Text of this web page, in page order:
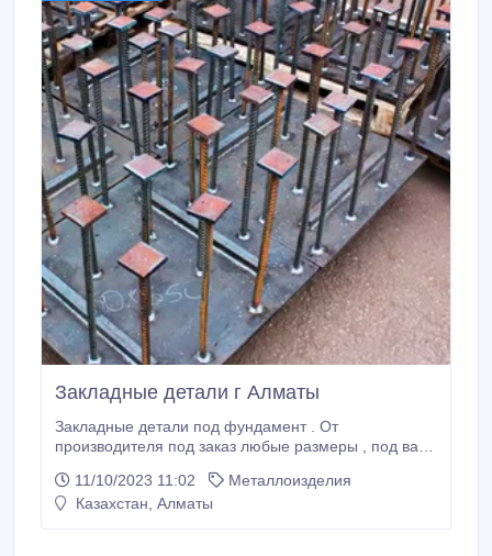
Закладные детали г Алматы
Закладные детали под фундамент . От
производителя под заказ любые размеры , под ваш
Наиболее свежая информация находится у
владельца объявления..
11/10/2023 11:02
Металлоизделия
Казахстан, Алматы